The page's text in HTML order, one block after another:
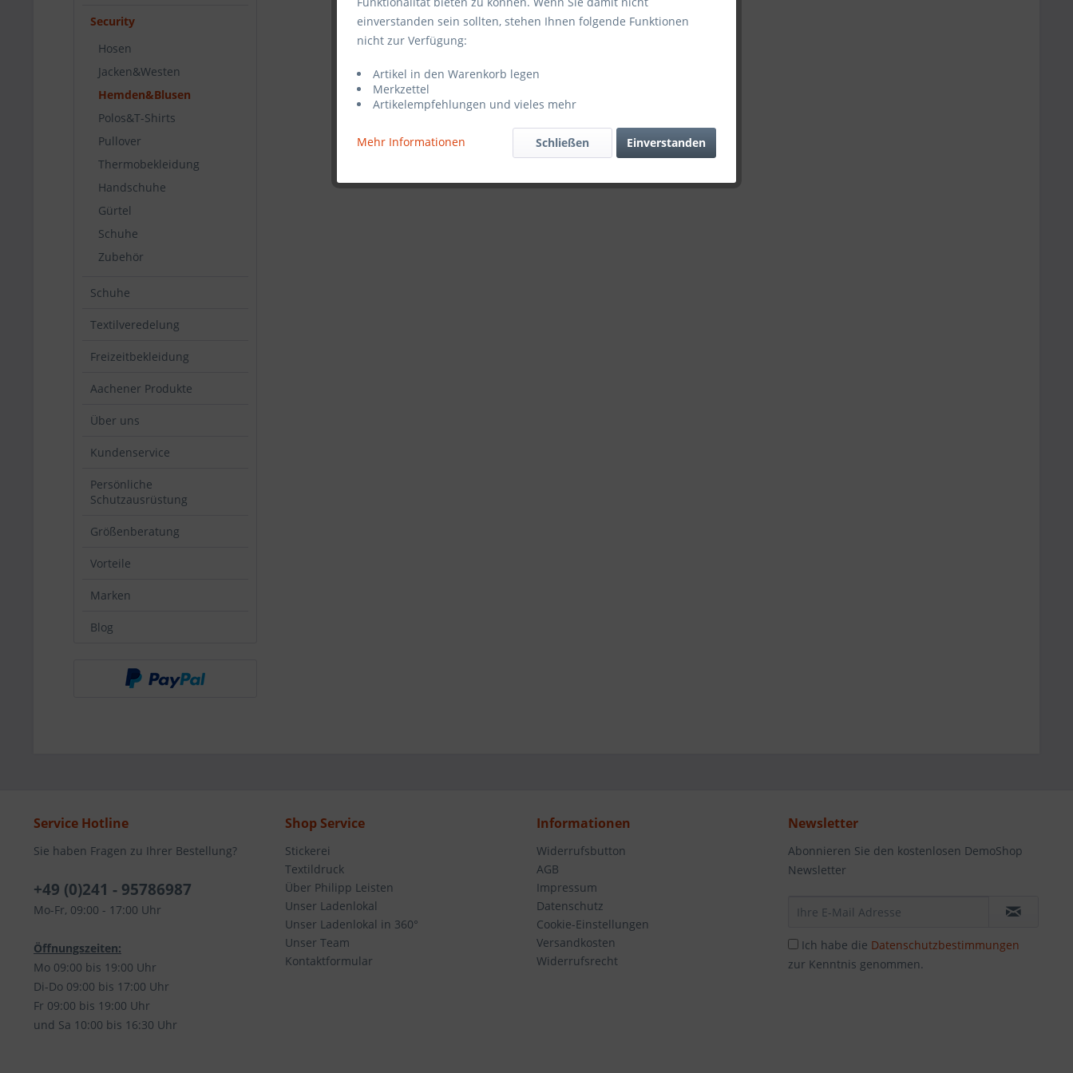
Security
Hosen
Jacken&Westen
Hemden&Blusen
Polos&T-Shirts
Pullover
Thermobekleidung
Handschuhe
Gürtel
Schuhe
Zubehör
Schuhe
Textilveredelung
Freizeitbekleidung
Aachener Produkte
Über uns
Kundenservice
Persönliche
Schutzausrüstung
Größenberatung
Vorteile
Marken
Blog
Service Hotline
Sie haben Fragen zu Ihrer Bestellung?
+49 (0)241 - 95786987
Mo-Fr, 09:00 - 17:00 Uhr
Öffnungszeiten:
Mo 09:00 bis 19:00 Uhr
Di-Do 09:00 bis 17:00 Uhr
Fr 09:00 bis 19:00 Uhr
und Sa 10:00 bis 16:30 Uhr
Shop Service
Stickerei
Textildruck
Über Philipp Leisten
Unser Ladenlokal
Unser Ladenlokal in 360°
Unser Team
Kontaktformular
Informationen
Widerrufsbutton
AGB
Impressum
Datenschutz
Cookie-Einstellungen
Versandkosten
Widerrufsrecht
Newsletter
Abonnieren Sie den kostenlosen DemoShop
Newsletter
Ich habe die Datenschutzbestimmungen
zur Kenntnis genommen.
einverstanden sein sollten, stehen Ihnen folgende Funktionen
nicht zur Verfügung:
Artikel in den Warenkorb legen
Merkzettel
Artikelempfehlungen und vieles mehr
Mehr Informationen Einverstanden
Schließen